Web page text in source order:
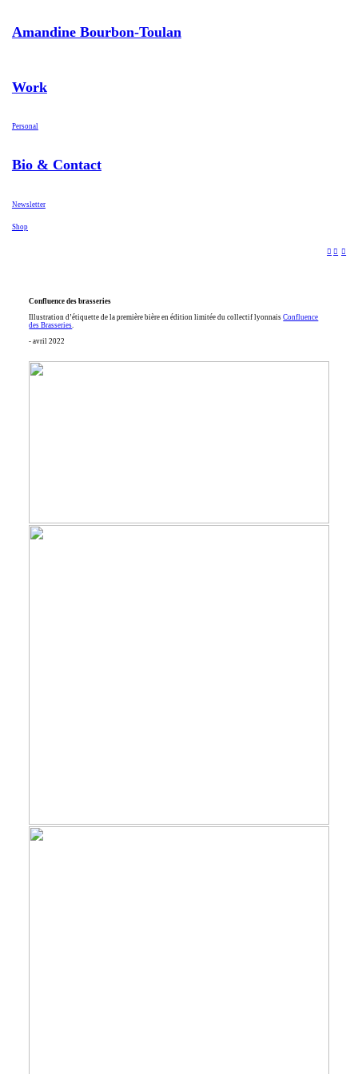
Amandine Bourbon-Toulan
Work
Personal
Bio & Contact
Newsletter
Shop
︎ ︎ ︎
Confluence des brasseries
Illustration d’étiquette de la première bière en édition limitée du collectif lyonnaisConfluence
des Brasseries.
- avril 2022